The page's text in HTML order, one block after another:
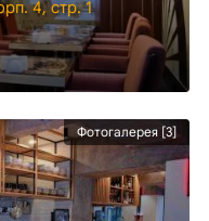
4, стр. 1
Фотогалерея [3]